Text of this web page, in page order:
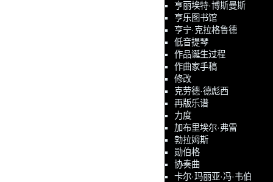
亨丽埃特·博斯曼斯
亨乐图书馆
亨宁·克拉格鲁德
低音提琴
作品诞生过程
作曲家手稿
修改
克劳德·德彪西
再版乐谱
力度
加布里埃尔·弗雷
勃拉姆斯
勋伯格
协奏曲
卡尔·玛丽亚·冯·韦伯